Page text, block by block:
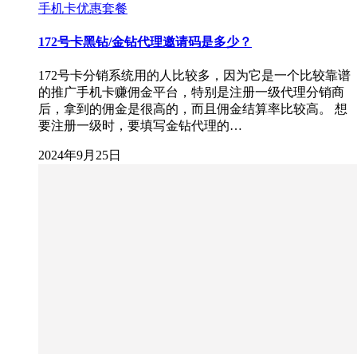
手机卡优惠套餐
172号卡黑钻/金钻代理邀请码是多少？
172号卡分销系统用的人比较多，因为它是一个比较靠谱
的推广手机卡赚佣金平台，特别是注册一级代理分销商
后，拿到的佣金是很高的，而且佣金结算率比较高。 想
要注册一级时，要填写金钻代理的…
2024年9月25日